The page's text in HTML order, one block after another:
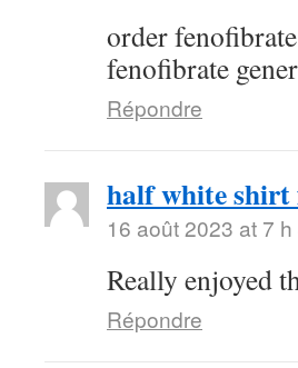
order
fenofibrate
Répondre
half white shirt
16 août 2023 at 7
Really enjoyed
Répondre